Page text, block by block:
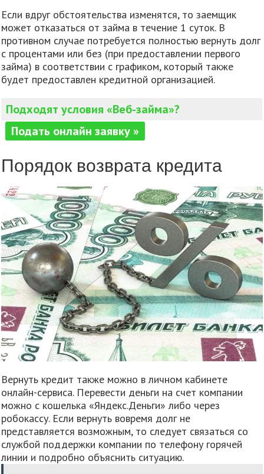
Если вдруг обстоятельства изменятся, то заемщик
может отказаться от займа в течение 1 суток. В
противном случае потребуется полностью вернуть долг
с процентами или без (при предоставлении первого
займа) в соответствии с графиком, который также
будет предоставлен кредитной организацией.
Подходят условия «Веб-займа»?
Подать онлайн заявку »
Порядок возврата кредита
Вернуть кредит также можно в личном кабинете
онлайн-сервиса. Перевести деньги на счет компании
можно с кошелька «Яндекс.Деньги» либо через
робокассу. Если вернуть вовремя долг не
представляется возможным, то следует связаться со
службой поддержки компании по телефону горячей
линии и подробно объяснить ситуацию.